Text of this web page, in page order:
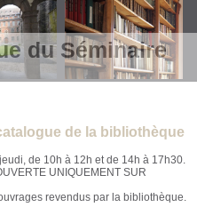
du Séminaire
de la bibliothèque
de 10h à 12h et de 14h à 17h30.
UNIQUEMENT SUR
revendus par la bibliothèque.